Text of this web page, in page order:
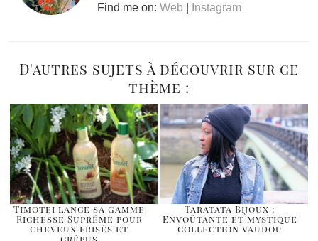
Find me on: Web Instagram
D'autres sujets à découvrir sur ce
thème :
Timotei lance sa gamme
Richesse Suprême pour
cheveux frisés et
Taratata Bijoux :
Envoûtante et mystique
collection vaudou